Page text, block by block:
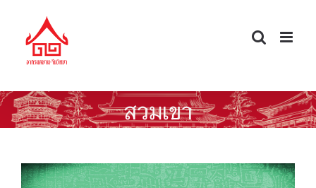
content
สวมเขา